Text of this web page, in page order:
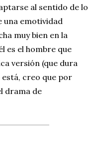
al sentido de lo
una emotividad
muy bien en la
es el hombre que
versión (que dura
está, creo que por
drama de